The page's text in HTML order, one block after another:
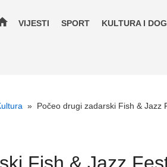
VIJESTI SPORT KULTURA I
» Počeo drugi zadarski Fish & Jazz